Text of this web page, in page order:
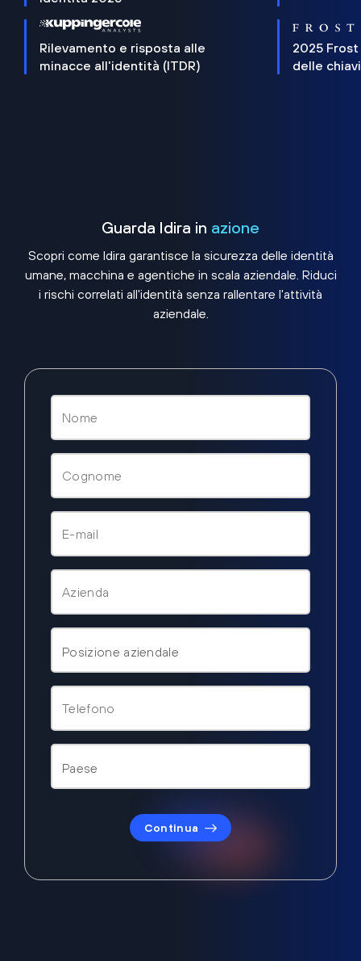
Rilevamento e risposta alle
minacce all'identità (ITDR)
2025 Frost
delle
Guarda Idira in azione
Scopri come Idira garantisce la sicurezza delle identità
umane, macchina e agentiche in scala aziendale. Riduci
i rischi correlati all'identità senza rallentare l'attività
aziendale.
Continua